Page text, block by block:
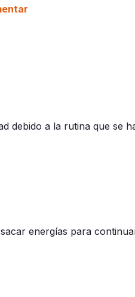
debido a la rutina que se
energías para